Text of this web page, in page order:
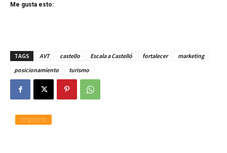
Me gusta esto:
TAGS AVT castello Escala a Castelló fortalecer
marketing
posicionamiento
turismo
Imprimir